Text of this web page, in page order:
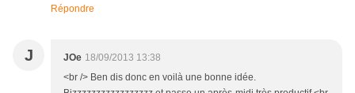
Répondre
J JOe 18/09/2013 13:38
<br /> Ben dis donc en voilà une bonne idée.